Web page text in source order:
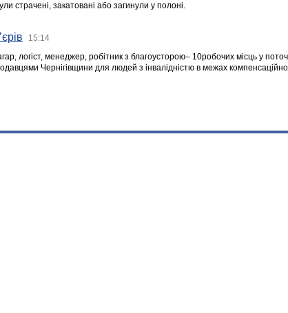
страчені, закатовані або загинули у полоні.
15:14
логіст, менеджер, робітник з благоусторою– 10робочих місць у
Чернігівщини для людей з інвалідністю в межах